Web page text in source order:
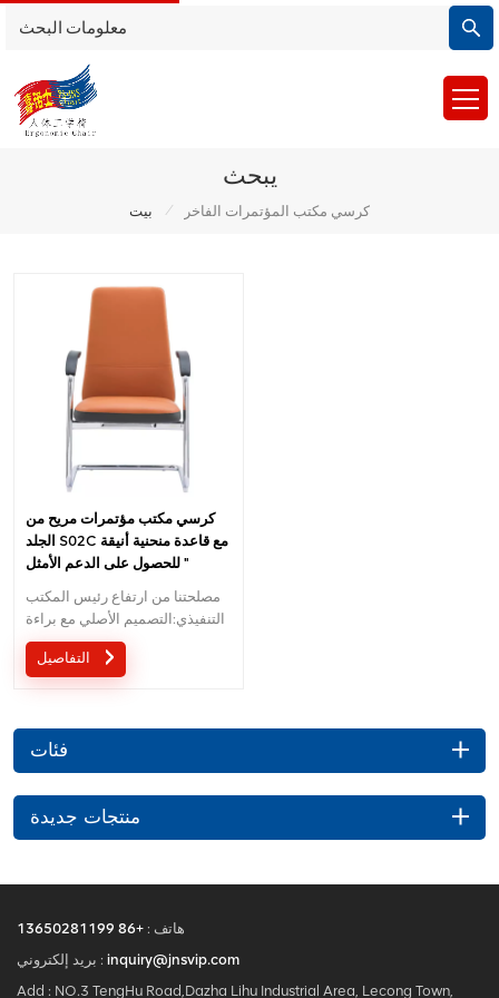
يبحث
بيت / كرسي مكتب المؤتمرات الفاخر
كرسي مكتب مؤتمرات مريح من
الجلد S02C مع قاعدة منحنية أنيقة
للحصول على الدعم الأمثل "
مصلحتنا من ارتفاع رئيس المكتب
التنفيذي:التصميم الأصلي مع براءة
الاختراع في الصين ؛ آلية السيطرة
على سلك تصميم براءات الاختراع
فئات
منتجات جديدة
هاتف : +86 13650281199
بريد إلكتروني : inquiry@jnsvip.com
Add : NO.3 TengHu Road,Dazha Lihu Industrial Area, Lecong Town,